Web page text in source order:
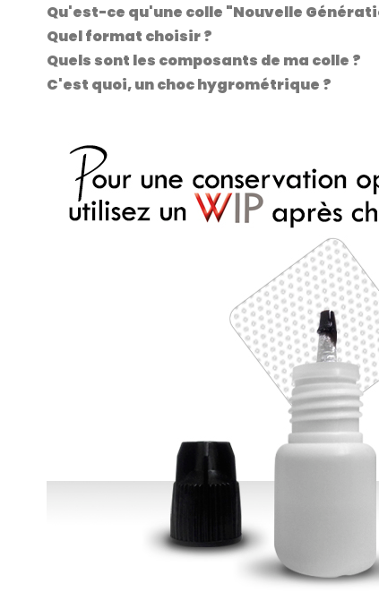
Qu'est-ce qu'une colle "Nouvelle
Quel format choisir ?
Quels sont les composants de ma colle ?
C'est quoi, un choc hygrométrique ?